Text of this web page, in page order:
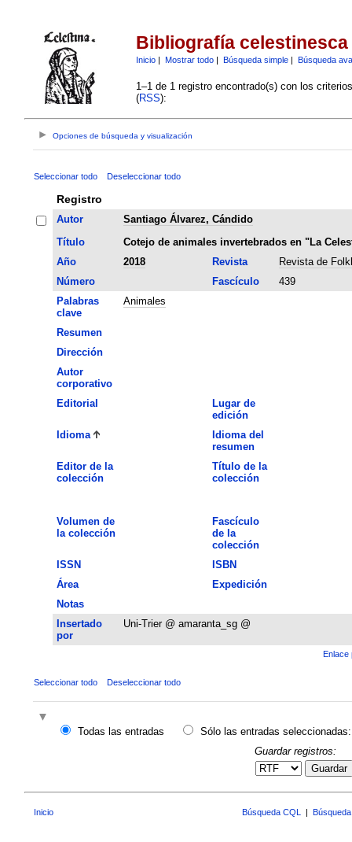
Bibliografía celestinesca
Inicio| Mostrar todo| Búsqueda simple| Búsqueda
1–1 de 1 registro encontrado(s) con los
(RSS):
Opciones de búsqueda y visualización
Seleccionar todo Deseleccionar todo
Registro
Autor
Santiago Álvarez, Cándido
Título
Cotejo de animales invertebrados en "La
Año
2018 Revista
Revista de
Número
Fascículo
439
Palabras
clave
Animales
Resumen
Dirección
Autor
corporativo
Editorial
Lugar de
edición
Idioma
Idioma del
resumen
Editor de la
colección
Título de la
colección
Volumen de
la colección
Fascículo
de la
colección
ISSN
ISBN
Área
Expedición
Notas
Insertado
por
Uni-Trier @ amaranta_sg @
Enlace
Seleccionar todo Deseleccionar todo
Todas las entradas
Sólo las entradas seleccionadas:
Guardar registros:
Guardar
Inicio Búsqueda CQL